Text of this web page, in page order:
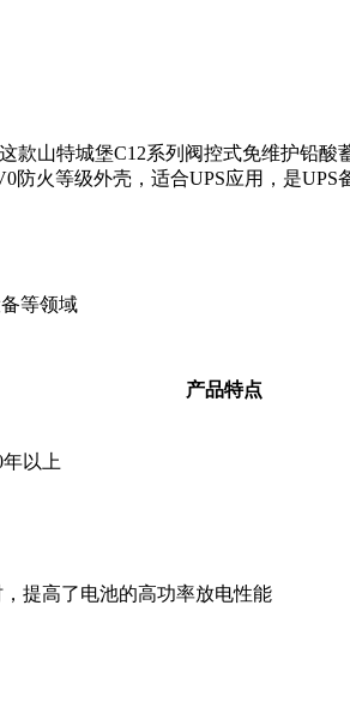
山特城堡C12系列阀控式免维护铅
火等级外壳，适合UPS应用，是UPS
等领域
产品特点
年以上
提高了电池的高功率放电性能